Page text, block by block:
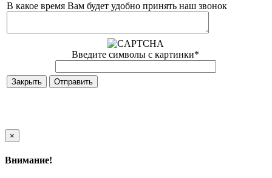
В какое время Вам будет удобно принять наш звонок
Введите символы с картинки*
Закрыть
×
Внимание!